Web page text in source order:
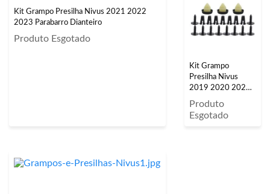
Kit Grampo Presilha Nivus 2021 2022
2023 Parabarro Dianteiro
Produto Esgotado
Kit Grampo
Presilha Nivus
2019 2020 2021
2022 2023
20 Peças
Produto
Esgotado